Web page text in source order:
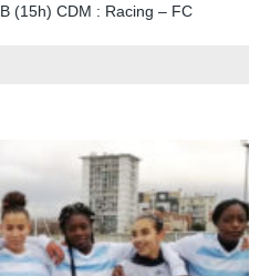
(15h) CDM : Racing – FC